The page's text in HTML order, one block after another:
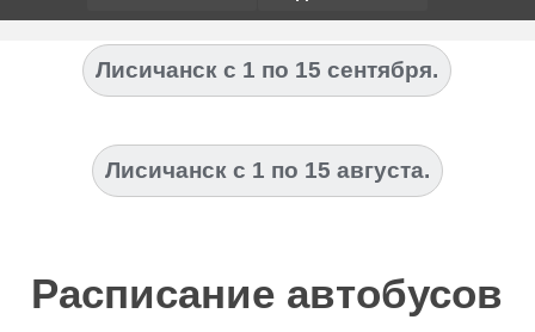
Лисичанск с 1 по 15 сентября.
Лисичанск с 1 по 15 августа.
Расписание автобусов